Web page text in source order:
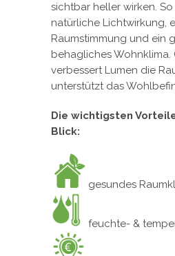
sichtbar heller wirken.
natürliche Lichtwirkung,
Raumstimmung und ein
behagliches Wohnklima.
verbessert Lumen die
unterstützt das
Die wichtigsten
Blick:
gesundes
feuchte- &